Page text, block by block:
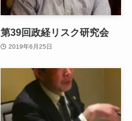
第39回政経リスク研究会
2019年6月25日